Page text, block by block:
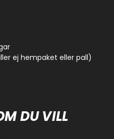
ej hempaket eller pall)
DU VILL